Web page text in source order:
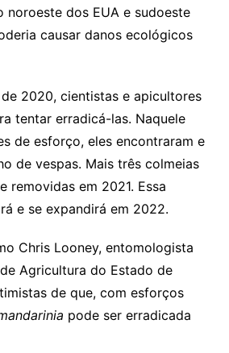
noroeste dos EUA e sudoeste
causar danos ecológicos
2020, cientistas e apicultores
tentar erradicá-las. Naquele
de esforço, eles encontraram e
de vespas. Mais três colmeias
removidas em 2021. Essa
e se expandirá em 2022.
Chris Looney, entomologista
Agricultura do Estado de
de que, com esforços
pode ser erradicada